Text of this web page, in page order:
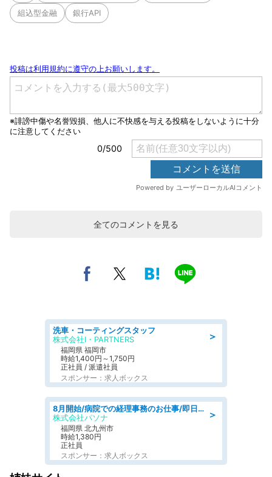
組込型金融 銀行API
全てのコメントを見る
＞
洗車・コーティングスタッフ
株式会社I・PARTNERS
福岡県 福岡市
時給1,400円～1,750円
正社員 / 派遣社員
スポンサー：求人ボックス
＞
8月開始/病院での経理事務のお仕事/即日勤務可/車通勤可/経理/一般事務
株式会社パソナ
福岡県 北九州市
時給1,380円
正社員
スポンサー：求人ボックス